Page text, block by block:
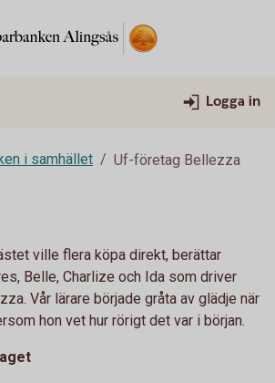
Logga in
i samhället Uf-företag Bellezza
ville flera köpa direkt, berättar
Belle, Charlize och Ida som driver
Vår lärare började gråta av glädje när
hon vet hur rörigt det var i början.